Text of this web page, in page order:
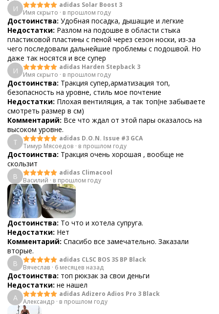
И
adidas Solar Boost 3
Имя скрыто · в прошлом году
Достоинства: Удобная посадка, дышащие и легкие
Недостатки: Разлом на подошве в области стыка
пластиковой пластины с пеной через сезон носки, из-за
чего последовали дальнейшие проблемы с подошвой. Но
даже так носятся и все супер
И
adidas Harden Stepback 3
Имя скрыто · в прошлом году
Достоинства: Тракция супер,арматизация топ,
безопасность на уровне, стиль мое почтение
Недостатки: Плохая вентиляция, а так топ(не забываете
смотреть размер в см)
Комментарий: Все что ждал от этой пары оказалось на
высоком уровне.
Т
adidas D.O.N. Issue #3 GCA
Тимур Мясоедов · в прошлом году
Достоинства: Тракция очень хорошая , вообще не
скользит
В
adidas Climacool
Василий · в прошлом году
Достоинства: То что и хотела супруга.
Недостатки: Нет
Комментарий: Спасибо все замечательно. Заказали
вторые.
В
adidas CLSC BOS 3S BP Black
Вячеслав · 6 месяцев назад
Достоинства: топ рюкзак за свои деньги
Недостатки: не нашел
А
adidas Adizero Adios Pro 3 Black
Александр · в прошлом году